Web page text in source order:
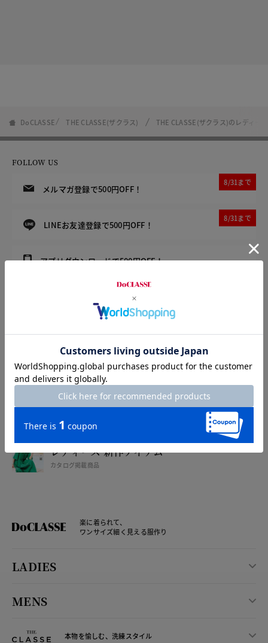
DoCLASSE THE CLASSE(ザクラス) THE CLASSE(ザクラス)のレディー
FOLLOW US
メルマガ登録で500円OFF！
8/31まで
LINEお友達登録で500円OFF！
8/31まで
アプリダウンロードで500円OFF！
特集一覧
注目アイテムをご紹介
レディース セール情報一覧
WEB限定お得なセール
レディース 新作アイテム
カタログ掲載商品
楽に着られて、
ワンサイズ細く見える服作り
LADIES
MENS
本物を愉しむ、洗練スタイル